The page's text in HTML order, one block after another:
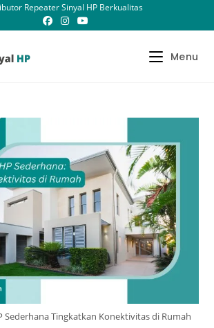
Repeater Sinyal HP Berkualitas
Menu
Sederhana Tingkatkan Konektivitas di Rumah